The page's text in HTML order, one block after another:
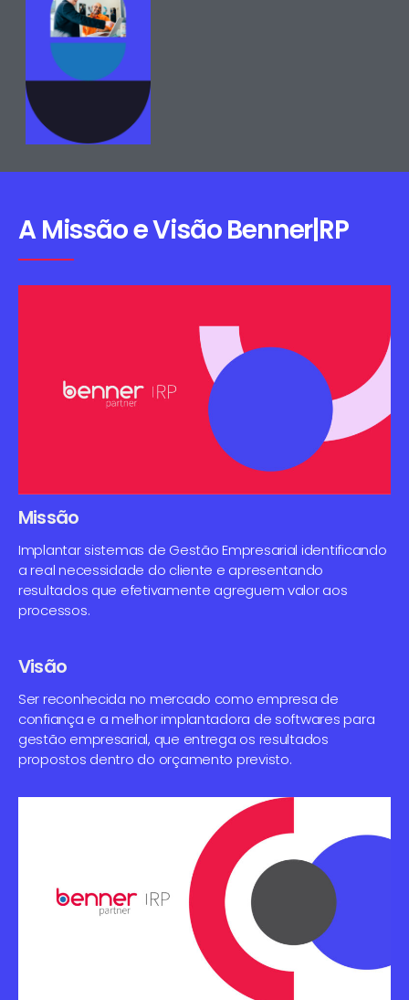
A Missão e Visão Benner|RP
Missão
Implantar sistemas de Gestão Empresarial identificando
a real necessidade do cliente e apresentando
resultados que efetivamente agreguem valor aos
processos.
Visão
Ser reconhecida no mercado como empresa de
confiança e a melhor implantadora de softwares para
gestão empresarial, que entrega os resultados
propostos dentro do orçamento previsto.